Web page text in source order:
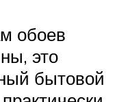
обоев
это
бытовой